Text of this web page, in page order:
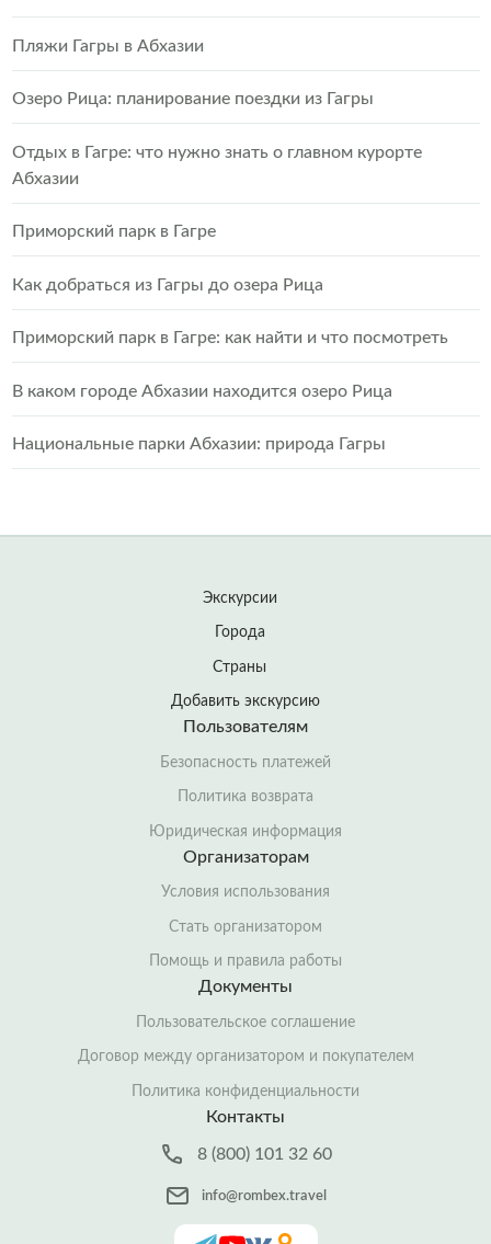
Пляжи Гагры в Абхазии
Озеро Рица: планирование поездки из Гагры
Отдых в Гагре: что нужно знать о главном курорте
Абхазии
Приморский парк в Гагре
Как добраться из Гагры до озера Рица
Приморский парк в Гагре: как найти и что посмотреть
В каком городе Абхазии находится озеро Рица
Национальные парки Абхазии: природа Гагры
Экскурсии
Города
Страны
Добавить экскурсию
Пользователям
Безопасность платежей
Политика возврата
Юридическая информация
Организаторам
Условия использования
Стать организатором
Помощь и правила работы
Документы
Пользовательское соглашение
Договор между организатором и покупателем
Политика конфиденциальности
Контакты
8 (800) 101 32 60
info@rombex.travel